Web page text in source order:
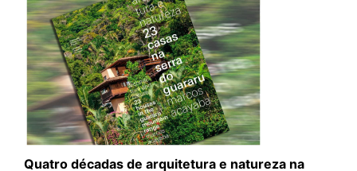
Quatro décadas de arquitetura e natureza na